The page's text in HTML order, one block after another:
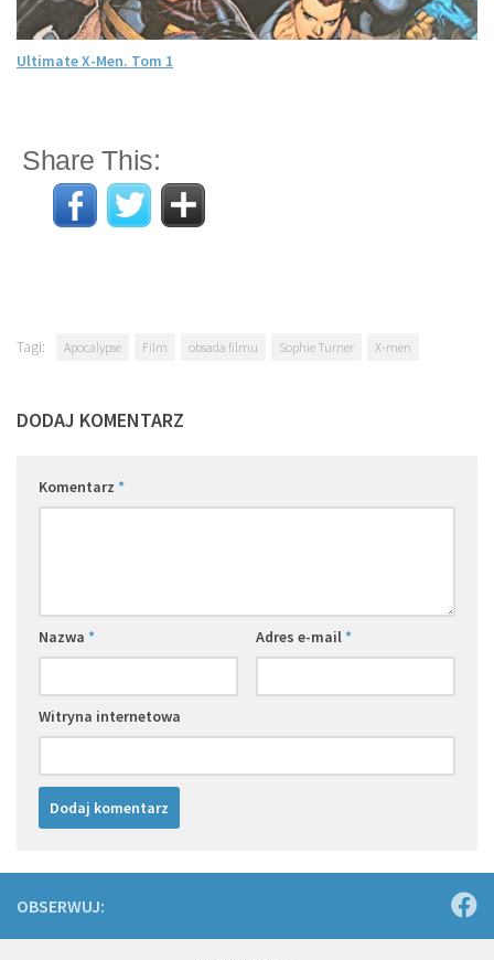
Ultimate X-Men. Tom 1
Share This:
Tagi: Apocalypse Film obsada filmu Sophie Turner X-men
DODAJ KOMENTARZ
Komentarz *
Nazwa * Adres e-mail*
Witryna internetowa
OBSERWUJ: